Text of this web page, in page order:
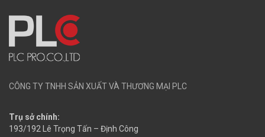
CÔNG TY TNHH SẢN XUẤT VÀ THƯƠNG MẠI PLC
Trụ sở chính:
193/192 Lê Trọng Tấn – Định Công